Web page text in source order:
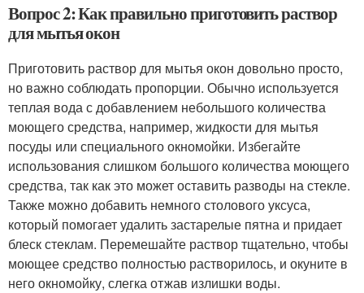
Вопрос 2: Как правильно приготовить раствор
для мытья окон
Приготовить раствор для мытья окон довольно просто,
но важно соблюдать пропорции. Обычно используется
теплая вода с добавлением небольшого количества
моющего средства, например, жидкости для мытья
посуды или специального окномойки. Избегайте
использования слишком большого количества моющего
средства, так как это может оставить разводы на стекле.
Также можно добавить немного столового уксуса,
который помогает удалить застарелые пятна и придает
блеск стеклам. Перемешайте раствор тщательно, чтобы
моющее средство полностью растворилось, и окуните в
него окномойку, слегка отжав излишки воды.